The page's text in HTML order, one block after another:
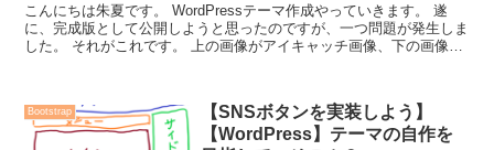
こんにちは朱夏です。 WordPressテーマ作成やっていきます。 遂
に、完成版として公開しようと思ったのですが、一つ問題が発生しま
した。 それがこれです。 上の画像がアイキャッチ画像、下の画像は
Bootstrap
【SNSボタンを実装しよう】
【WordPress】テーマの自作を